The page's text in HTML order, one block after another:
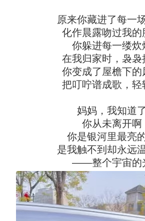
原来你藏进了每一
化作晨露吻过我的
你躲进每一缕炊
在我归家时，袅袅
你变成了屋檐下的
把叮咛谱成歌，轻
妈妈，我知道了
你从未离开啊
你是银河里最亮
是我触不到却永远
——整个宇宙的